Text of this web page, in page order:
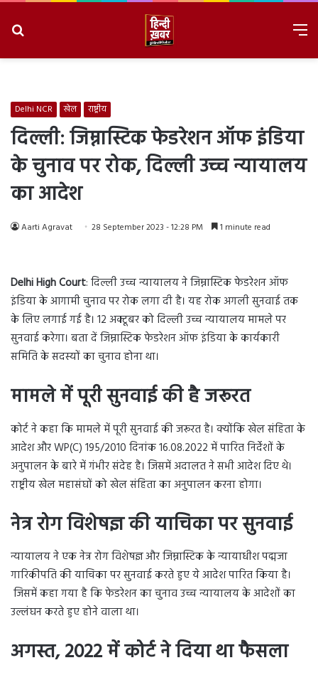
Delhi NCR खेल राष्ट्रीय
दिल्ली: जिम्नास्टिक फेडरेशन ऑफ इंडिया
के चुनाव पर रोक, दिल्ली उच्च न्यायालय
का आदेश
Aarti Agravat 28 September 2023 - 12:28 PM 1 minute read
Delhi High Court: दिल्ली उच्च न्यायालय ने जिम्नास्टिक फेडरेशन ऑफ
इंडिया के आगामी चुनाव पर रोक लगा दी है। यह रोक अगली सुनवाई तक
के लिए लगाई गई है। 12 अक्टूबर को दिल्ली उच्च न्यायालय मामले पर
सुनवाई करेगा। बता दें जिम्नास्टिक फेडरेशन ऑफ इंडिया के कार्यकारी
समिति के सदस्यों का चुनाव होना था।
मामले में पूरी सुनवाई की है जरूरत
कोर्ट ने कहा कि मामले में पूरी सुनवाई की जरूरत है। क्योंकि खेल संहिता के
आदेश और WP(C) 195/2010 दिनांक 16.08.2022 में पारित निर्देशों के
अनुपालन के बारे में गंभीर संदेह है। जिसमें अदालत ने सभी आदेश दिए थे।
राष्ट्रीय खेल महासंघों को खेल संहिता का अनुपालन करना होगा।
नेत्र रोग विशेषज्ञ की याचिका पर सुनवाई
न्यायालय ने एक नेत्र रोग विशेषज्ञ और जिम्नास्टिक के न्यायाधीश पद्मजा
गारिकीपति की याचिका पर सुनवाई करते हुए ये आदेश पारित किया है।
जिसमें कहा गया है कि फेडरेशन का चुनाव उच्च न्यायालय के आदेशों का
उल्लंघन करते हुए होने वाला था।
अगस्त, 2022 में कोर्ट ने दिया था फैसला